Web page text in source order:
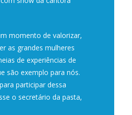
momento de valorizar,
as grandes mulheres
de experiências de
são exemplo para nós.
participar dessa
o secretário da pasta,